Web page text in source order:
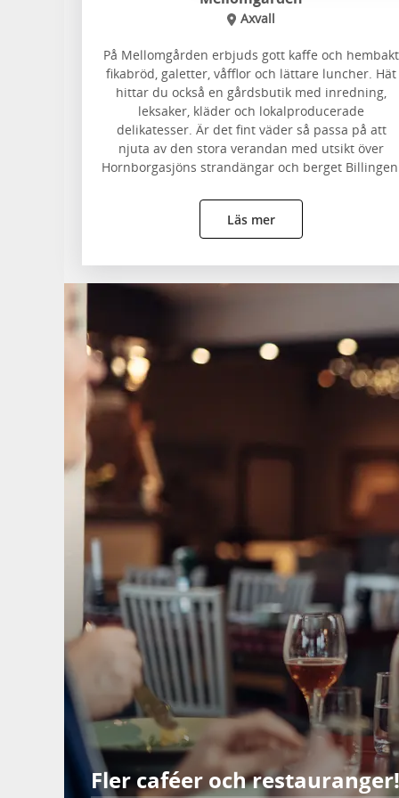
Axvall
På Mellomgården erbjuds gott kaffe och hembakt
fikabröd, galetter, våfflor och lättare luncher. Hät
hittar du också en gårdsbutik med inredning,
leksaker, kläder och lokalproducerade
delikatesser. Är det fint väder så passa på att
njuta av den stora verandan med utsikt över
Hornborgasjöns strandängar och berget
Läs mer
Fler caféer och restauranger!